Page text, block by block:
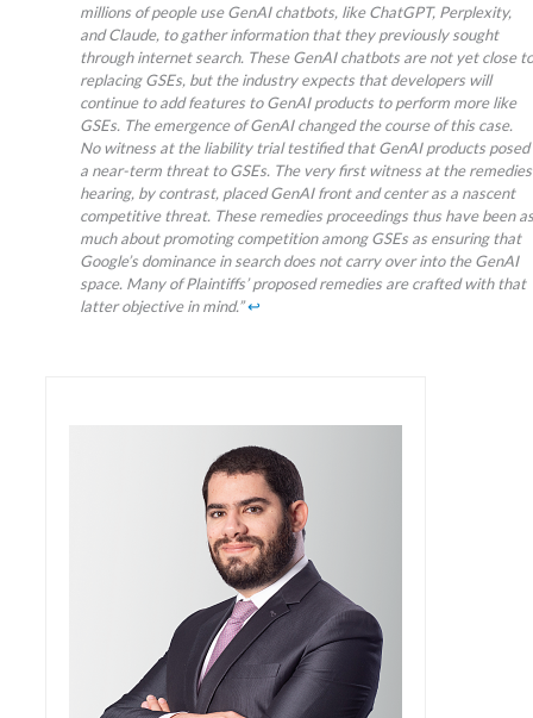
millions of people use GenAI chatbots, like ChatGPT, Perplexity,
and Claude, to gather information that they previously sought
through internet search. These GenAI chatbots are not yet close to
replacing GSEs, but the industry expects that developers will
continue to add features to GenAI products to perform more like
GSEs. The emergence of GenAI changed the course of this case.
No witness at the liability trial testified that GenAI products posed
a near-term threat to GSEs. The very first witness at the remedies
hearing, by contrast, placed GenAI front and center as a nascent
competitive threat. These remedies proceedings thus have been as
much about promoting competition among GSEs as ensuring that
Google’s dominance in search does not carry over into the GenAI
space. Many of Plaintiffs’ proposed remedies are crafted with that
latter objective in mind.” ↩︎